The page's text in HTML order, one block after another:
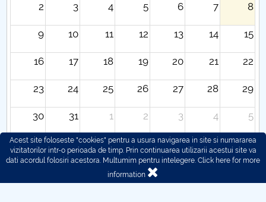
2 3 4 5 6 7 8
9 10 11 12 13 14 15
16 17 18 19 20 21 22
23 24 25 26 27 28 29
30 31 1 2 3 4 5
Acest site foloseste "cookies" pentru a usura navigarea in site si numararea
vizitatorilor intr-o perioada de timp. Prin continuarea utilizarii acestui site va
dati acordul folosiri acestora. Multumim pentru intelegere. Click here for more
information